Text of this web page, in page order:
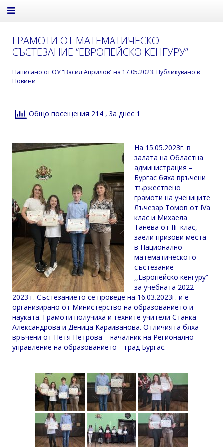
ГРАМОТИ ОТ МАТЕМАТИЧЕСКО
СЪСТЕЗАНИЕ “ЕВРОПЕЙСКО КЕНГУРУ”
Написано от ОУ "Васил Априлов" на 17.05.2023. Публикувано в
Новини
Общо посещения 214 , За днес 1
На 15.05.2023г. в
залата на Областна
администрация –
Бургас бяха връчени
тържествено
грамоти на учениците
Лъчезар Томов от IVa
клас и Михаела
Танева от IIг клас,
заели призови места
в Национално
математическото
състезание
,,Европейско кенгуру”
за учебната 2022-
2023 г. Състезанието се проведе на 16.03.2023г. и е
организирано от Министерство на образованието и
науката. Грамоти получиха и техните учители Станка
Александрова и Деница Караиванова. Отличията бяха
връчени от Петя Петрова – началник на Регионално
управление на образованието – град Бургас.